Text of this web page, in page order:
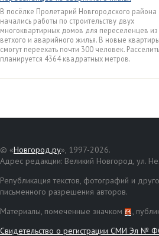
В посёлке Пролетарий Новгородского района
начались работы по строительству двух
многоквартирных домов для переселенцев из
ветхого и аварийного жилья. В новые квартиры
смогут переехать почти 300 человек. Расселить
планируется 4364 квадратных метров.
© «Новгород.ру», 1997-2026.
Адрес редакции: Великий Новгород, ул.
Републикация текстов, фотографий и
письменного разрешения авторов.
Материалы, помеченные значком
,
Свидетельство о регистрации СМИ Эл №